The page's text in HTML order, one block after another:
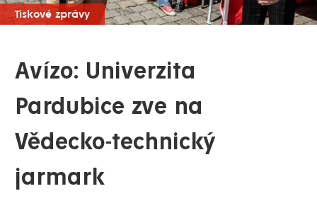
Tiskové zprávy
Avízo: Univerzita
Pardubice zve na
Vědecko-technický
jarmark